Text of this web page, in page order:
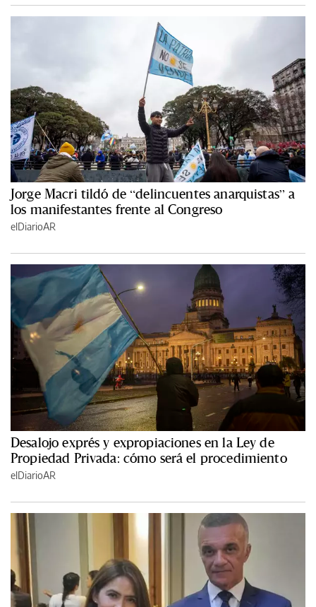
Jorge Macri tildó de “delincuentes anarquistas” a
los manifestantes frente al Congreso
elDiarioAR
Desalojo exprés y expropiaciones en la Ley de
Propiedad Privada: cómo será el procedimiento
elDiarioAR